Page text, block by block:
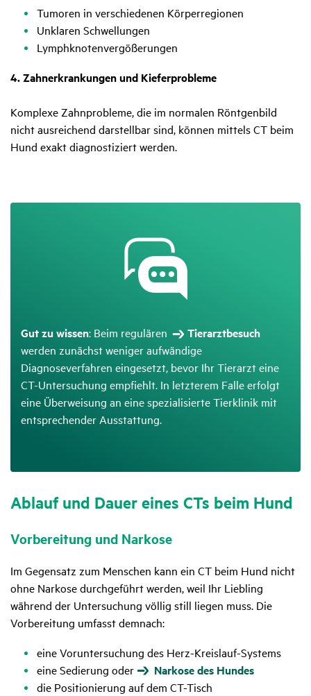
Tumoren in verschiedenen Körperregionen
Unklaren Schwellungen
Lymphknotenvergößerungen
4. Zahnerkrankungen und Kieferprobleme
Komplexe Zahnprobleme, die im normalen Röntgenbild
nicht ausreichend darstellbar sind, können mittels CT beim
Hund exakt diagnostiziert werden.
Gut zu wissen: Beim regulären Tierarztbesuch
werden zunächst weniger aufwändige
Diagnoseverfahren eingesetzt, bevor Ihr Tierarzt eine
CT-Untersuchung empfiehlt. In letzterem Falle erfolgt
eine Überweisung an eine spezialisierte Tierklinik mit
entsprechender Ausstattung.
Ablauf und Dauer eines CTs beim Hund
Vorbe­rei­tung und Narkose
Im Gegensatz zum Menschen kann ein CT beim Hund nicht
ohne Narkose durchgeführt werden, weil Ihr Liebling
während der Untersuchung völlig still liegen muss. Die
Vorbereitung umfasst demnach:
eine Voruntersuchung des Herz-Kreislauf-Systems
eine Sedierung oder
Narkose des Hundes
die Positionierung auf dem CT-Tisch